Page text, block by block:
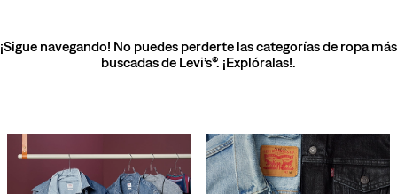
¡Sigue navegando! No puedes perderte las categorías de ropa más
buscadas de Levi’s®. ¡Explóralas!.